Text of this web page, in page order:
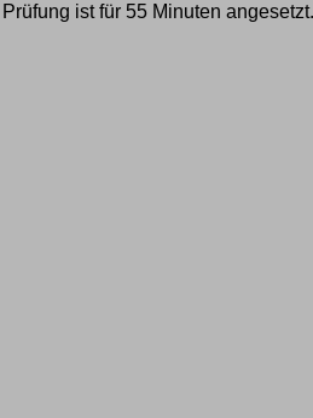
ist für 55 Minuten angesetzt.